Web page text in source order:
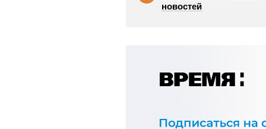
новостей